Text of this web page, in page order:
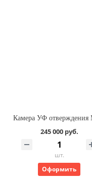
245 000 руб.
шт.
Оформить